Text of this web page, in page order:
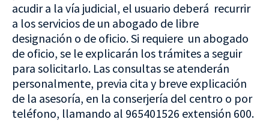
acudir a la vía judicial, el usuario deberá recurrir
a los servicios de un abogado de libre
designación o de oficio. Si requiere un abogado
de oficio, se le explicarán los trámites a seguir
para solicitarlo. Las consultas se atenderán
personalmente, previa cita y breve explicación
de la asesoría, en la conserjería del centro o por
teléfono, llamando al 965401526 extensión 600.